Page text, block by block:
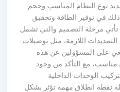
النظام المناسب وحجم
توفير الطاقة وتحقيق
التصميم والتي تشمل
اللازمة، مثل توصيلات
المسؤولين عن هذه
مع التأكد من وجود
الداخلية
انطلاق مهمة تؤثر بشكل